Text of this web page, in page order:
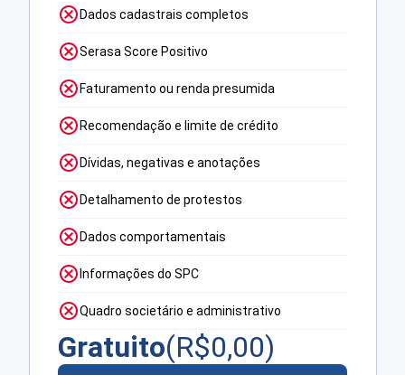
Dados cadastrais completos
Serasa Score Positivo
Faturamento ou renda presumida
Recomendação e limite de crédito
Dívidas, negativas e anotações
Detalhamento de protestos
Dados comportamentais
Informações do SPC
Quadro societário e administrativo
Gratuito(R$0,00)